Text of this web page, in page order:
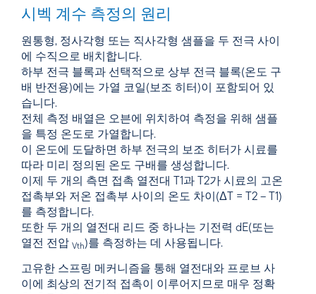
시벡 계수 측정의 원리
원통형, 정사각형 또는 직사각형 샘플을 두 전극 사이
에 수직으로 배치합니다.
하부 전극 블록과 선택적으로 상부 전극 블록(온도 구
배 반전용)에는 가열 코일(보조 히터)이 포함되어 있
습니다.
전체 측정 배열은 오븐에 위치하여 측정을 위해 샘플
을 특정 온도로 가열합니다.
이 온도에 도달하면 하부 전극의 보조 히터가 시료를
따라 미리 정의된 온도 구배를 생성합니다.
이제 두 개의 측면 접촉 열전대 T1과 T2가 시료의 고온
접촉부와 저온 접촉부 사이의 온도 차이(ΔT = T2 – T1)
를 측정합니다.
또한 두 개의 열전대 리드 중 하나는 기전력 dE(또는
열전 전압 Vth)를 측정하는 데 사용됩니다.
고유한 스프링 메커니즘을 통해 열전대와 프로브 사
이에 최상의 전기적 접촉이 이루어지므로 매우 정확